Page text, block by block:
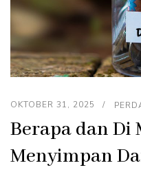
OKTOBER 31, 2025
Berapa dan Di
Menyimpan